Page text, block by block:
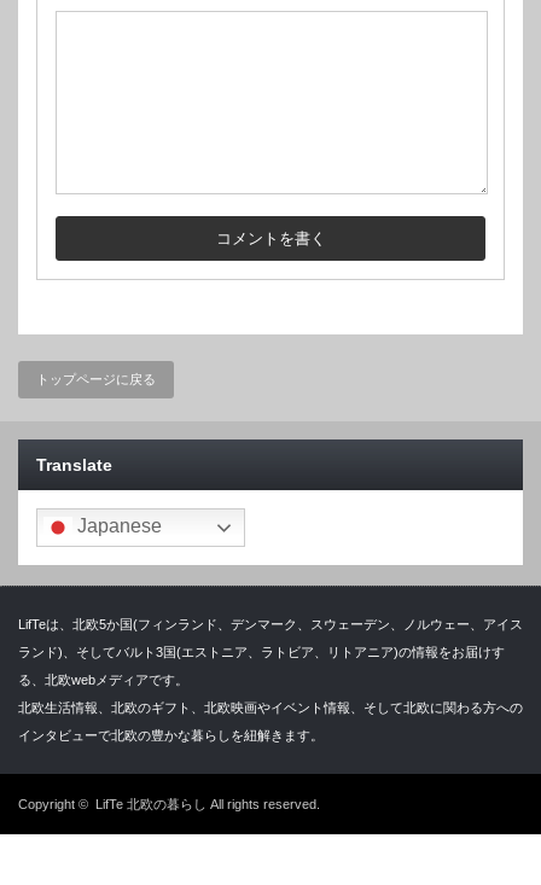
トップページに戻る
Translate
Japanese
LifTeは、北欧5か国(フィンランド、デンマーク、スウェーデン、ノルウェー、アイス
ランド)、そしてバルト3国(エストニア、ラトビア、リトアニア)の情報をお届けす
る、北欧webメディアです。
北欧生活情報、北欧のギフト、北欧映画やイベント情報、そして北欧に関わる方への
インタビューで北欧の豊かな暮らしを紐解きます。
Copyright © LifTe 北欧の暮らし All rights reserved.